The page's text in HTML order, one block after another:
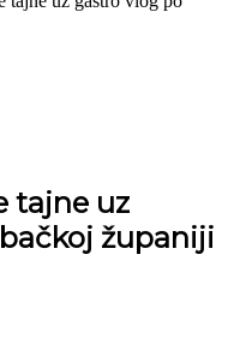
tajne uz
županiji